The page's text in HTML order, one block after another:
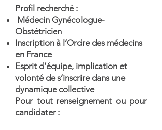
Profil recherché :
Médecin Gynécologue-
Obstétricien
Inscription à l’Ordre des médecins
en France
Esprit d’équipe, implication et
volonté de s’inscrire dans une
dynamique collective
Pour tout renseignement ou pour
candidater :